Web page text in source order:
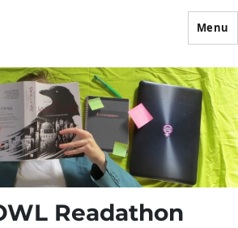
Menu
Readathon